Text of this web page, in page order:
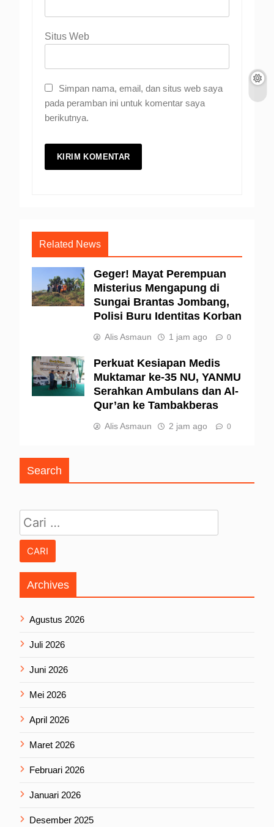
Situs Web
Simpan nama, email, dan situs web saya
pada peramban ini untuk komentar saya
berikutnya.
Related News
Geger! Mayat Perempuan
Misterius Mengapung di
Sungai Brantas Jombang,
Polisi Buru Identitas Korban
Alis Asmaun 1 jam ago 0
Perkuat Kesiapan Medis
Muktamar ke-35 NU, YANMU
Serahkan Ambulans dan Al-
Qur’an ke Tambakberas
Alis Asmaun 2 jam ago 0
Search
Archives
Agustus 2026
Juli 2026
Juni 2026
Mei 2026
April 2026
Maret 2026
Februari 2026
Januari 2026
Desember 2025